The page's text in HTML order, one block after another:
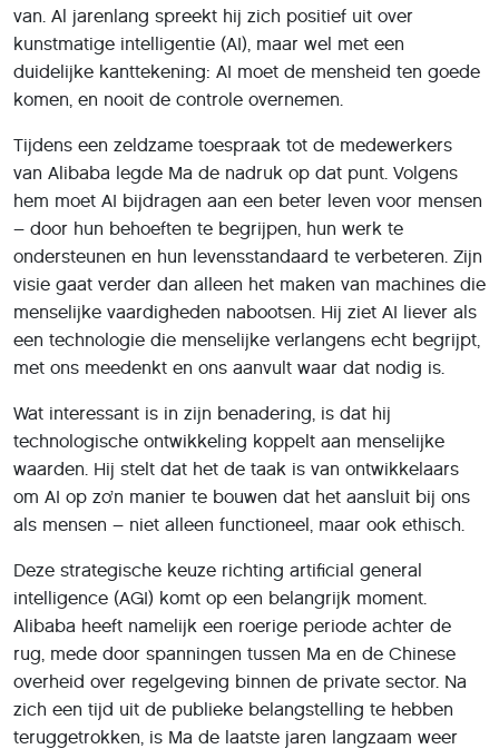
van. Al jarenlang spreekt hij zich positief uit over
kunstmatige intelligentie (AI), maar wel met een
duidelijke kanttekening: AI moet de mensheid ten goede
komen, en nooit de controle overnemen.
Tijdens een zeldzame toespraak tot de medewerkers
van Alibaba legde Ma de nadruk op dat punt. Volgens
hem moet AI bijdragen aan een beter leven voor mensen
– door hun behoeften te begrijpen, hun werk te
ondersteunen en hun levensstandaard te verbeteren. Zijn
visie gaat verder dan alleen het maken van machines die
menselijke vaardigheden nabootsen. Hij ziet AI liever als
een technologie die menselijke verlangens echt begrijpt,
met ons meedenkt en ons aanvult waar dat nodig is.
Wat interessant is in zijn benadering, is dat hij
technologische ontwikkeling koppelt aan menselijke
waarden. Hij stelt dat het de taak is van ontwikkelaars
om AI op zo’n manier te bouwen dat het aansluit bij ons
als mensen – niet alleen functioneel, maar ook ethisch.
Deze strategische keuze richting artificial general
intelligence (AGI) komt op een belangrijk moment.
Alibaba heeft namelijk een roerige periode achter de
rug, mede door spanningen tussen Ma en de Chinese
overheid over regelgeving binnen de private sector. Na
zich een tijd uit de publieke belangstelling te hebben
teruggetrokken, is Ma de laatste jaren langzaam weer